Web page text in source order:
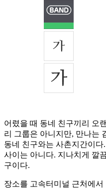
어렸을 때 동네 친구끼리 오
리 그룹은 아니지만, 만나는
동네 친구와는 사촌지간이
사이는 아니다. 지나치게 깔
구이다.
장소를 고속터미널 근처에